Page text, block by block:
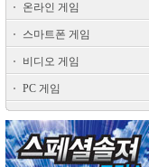
온라인 게임
스마트폰 게임
비디오 게임
PC 게임